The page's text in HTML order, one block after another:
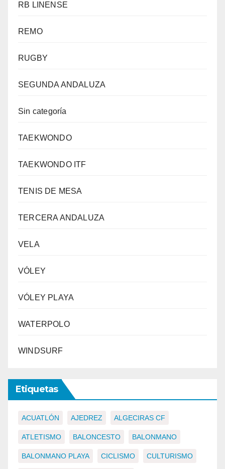
RB LINENSE
REMO
RUGBY
SEGUNDA ANDALUZA
Sin categoría
TAEKWONDO
TAEKWONDO ITF
TENIS DE MESA
TERCERA ANDALUZA
VELA
VÓLEY
VÓLEY PLAYA
WATERPOLO
WINDSURF
Etiquetas
ACUATLÓN AJEDREZ ALGECIRAS CF
ATLETISMO BALONCESTO BALONMANO
BALONMANO PLAYA CICLISMO CULTURISMO